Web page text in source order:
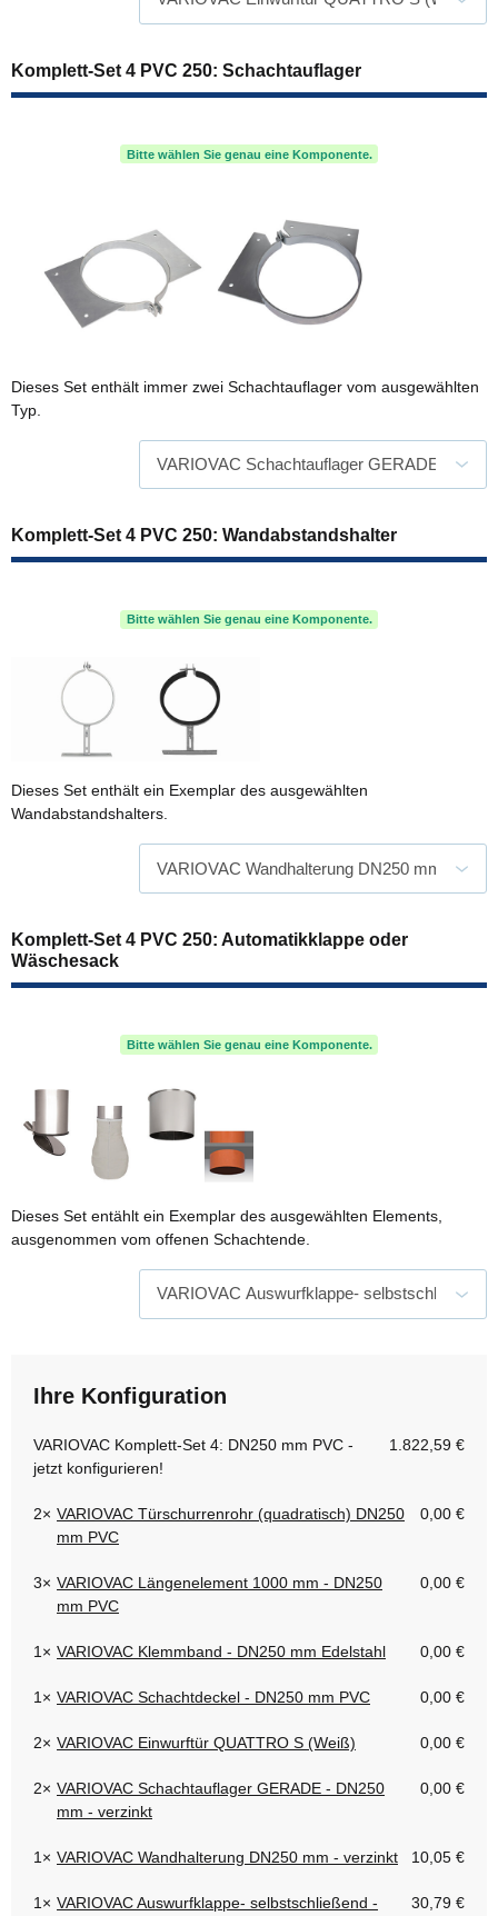
Komplett-Set 4 PVC 250: Schachtauflager
Bitte wählen Sie genau eine Komponente.
Dieses Set enthält immer zwei Schachtauflager vom ausgewählten
Typ.
Komplett-Set 4 PVC 250: Wandabstandshalter
Bitte wählen Sie genau eine Komponente.
Dieses Set enthält ein Exemplar des ausgewählten
Wandabstandshalters.
Komplett-Set 4 PVC 250: Automatikklappe oder
Wäschesack
Bitte wählen Sie genau eine Komponente.
Dieses Set entählt ein Exemplar des ausgewählten Elements,
ausgenommen vom offenen Schachtende.
Ihre Konfiguration
VARIOVAC Komplett-Set 4: DN250 mm PVC -
jetzt konfigurieren!
1.822,59 €
2× VARIOVAC Türschurrenrohr (quadratisch) DN250
mm PVC
0,00 €
3× VARIOVAC Längenelement 1000 mm - DN250
mm PVC
0,00 €
1× VARIOVAC Klemmband - DN250 mm Edelstahl 0,00 €
1× VARIOVAC Schachtdeckel - DN250 mm PVC 0,00 €
2× VARIOVAC Einwurftür QUATTRO S (Weiß) 0,00 €
2× VARIOVAC Schachtauflager GERADE - DN250
mm - verzinkt
0,00 €
1× VARIOVAC Wandhalterung DN250 mm - verzinkt 10,05 €
1× VARIOVAC Auswurfklappe- selbstschließend -
30,79 €